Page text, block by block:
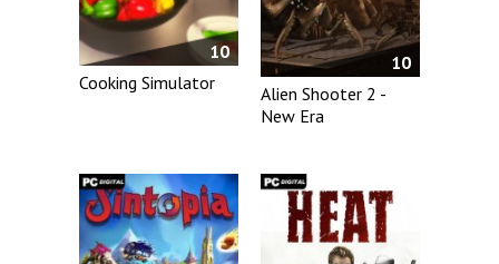
10
Cooking Simulator
10
Alien Shooter 2 -
New Era